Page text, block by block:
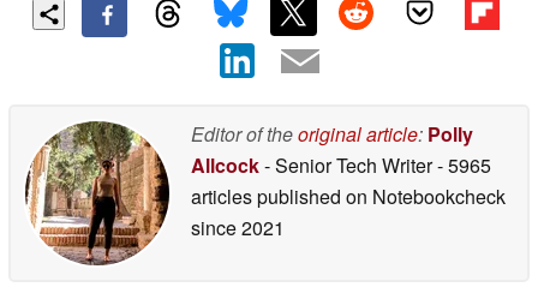
Editor of theoriginal article: Polly
Allcock- Senior Tech Writer- 5965
articles published on Notebookcheck
since 2021